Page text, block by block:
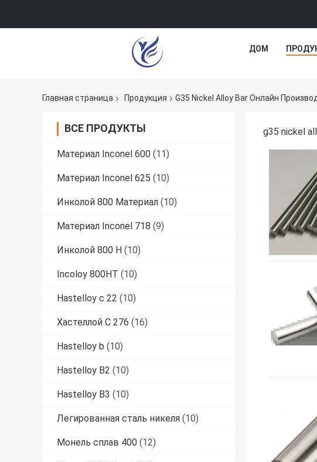
ДОМ
Главная страница Продукция G35 Nickel Alloy Bar Онлайн
ВСЕ ПРОДУКТЫ
Материал Inconel 600 (11)
Материал Inconel 625 (10)
Инколой 800 Материал (10)
Материал Inconel 718 (9)
Инколой 800 H (10)
Incoloy 800HT (10)
Hastelloy c 22 (10)
Хастеллой С 276 (16)
Hastelloy b (10)
Hastelloy B2 (10)
Hastelloy B3 (10)
Легированная сталь никеля (10)
Монель сплав 400 (12)
g35 nickel